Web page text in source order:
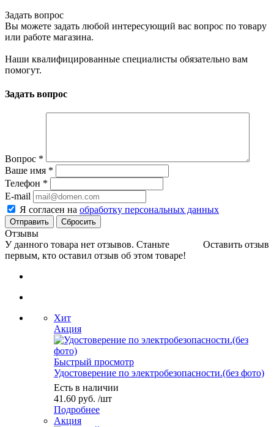
Задать вопрос
Вы можете задать любой интересующий вас вопрос по товару
или работе магазина.
Наши квалифицированные специалисты обязательно вам
помогут.
Задать вопрос
Вопрос *
Ваше имя *
Телефон *
E-mail
Я согласен на обработку персональных данных
Сбросить
Отзывы
Оставить отзыв
У данного товара нет отзывов. Станьте
первым, кто оставил отзыв об этом товаре!
Хит
Акция
Быстрый просмотр
Удостоверение по электробезопасности.(без фото)
Есть в наличии
41.60 руб. /шт
Подробнее
Акция